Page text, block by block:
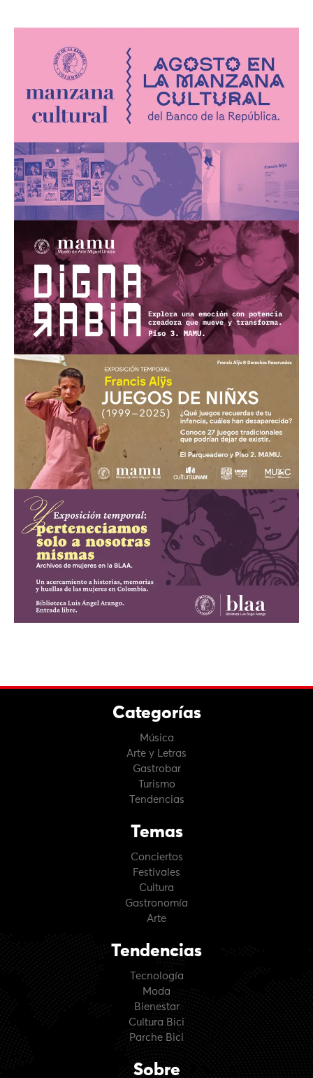
Categorías
Música
Arte y Letras
Gastrobar
Turismo
Tendencias
Temas
Conciertos
Festivales
Cultura
Gastronomía
Arte
Tendencias
Tecnología
Moda
Bienestar
Cultura Bici
Parche Bici
Sobre